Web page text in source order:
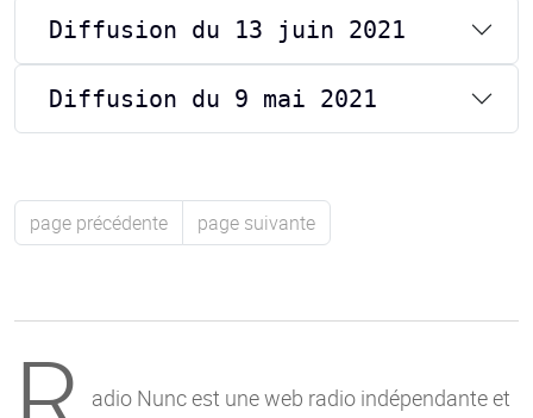
Diffusion du 13 juin 2021
Diffusion du 9 mai 2021
page précédente page suivante
adio Nunc est une web radio indépendante et